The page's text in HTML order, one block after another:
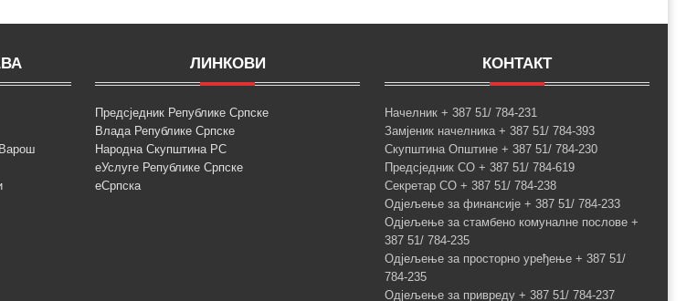
Варош
ЛИНКОВИ
Предсједник Републике Српске
Влада Републике Српске
Народна Скупштина РС
еУслуге Републике Српске
еСрпска
КОНТАКТ
Начелник + 387 51/ 784-231
Замјеник начелника + 387 51/ 784-393
Скупштина Општине + 387 51/ 784-230
Предсједник СО + 387 51/ 784-619
Секретар СО + 387 51/ 784-238
Одјељење за финансије + 387 51/ 784-233
Одјељење за стамбено комуналне послове +
387 51/ 784-235
Одјељење за просторно уређење + 387 51/
784-235
Одјељење за привреду + 387 51/ 784-237